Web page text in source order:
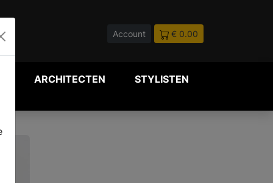
Account € 0.00
ARCHITECTEN STYLISTEN